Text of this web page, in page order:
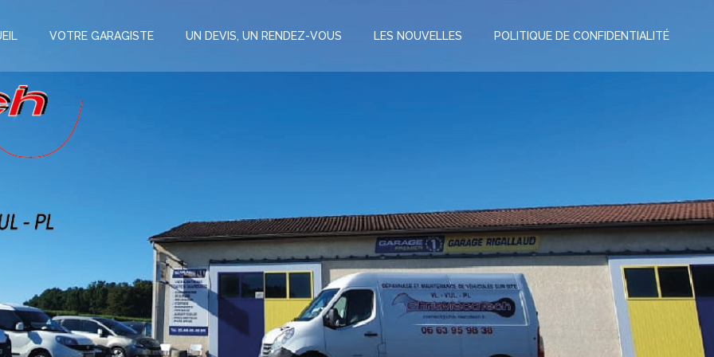
VOTRE GARAGISTE UN DEVIS, UN RENDEZ-VOUS LES NOUVELLES POLITIQUE DE CONFIDENTIALITÉ